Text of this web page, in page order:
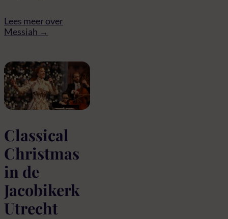
Lees meer over
Messiah →
Classical
Christmas
in de
Jacobikerk
Utrecht